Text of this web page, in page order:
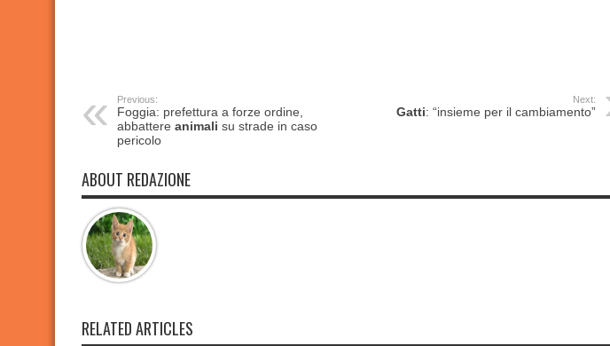
Previous:
Foggia: prefettura a forze ordine,
abbattere animali su strade in caso
pericolo
Next:
Gatti: “insieme per il cambiamento”
ABOUT REDAZIONE
RELATED ARTICLES